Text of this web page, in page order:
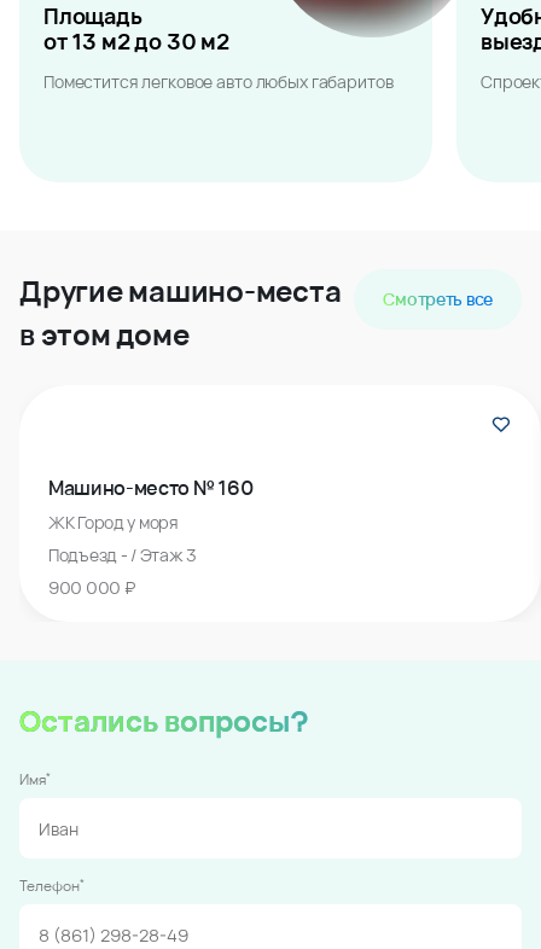
Площадь
от 13 м2 до 30 м2
Поместится легковое авто любых габаритов
Другие машино-места
в этом доме
Смотреть все
Машино-место № 160
ЖК Город у моря
Подъезд - / Этаж 3
900 000 ₽
Остались вопросы?
Имя*
Телефон*